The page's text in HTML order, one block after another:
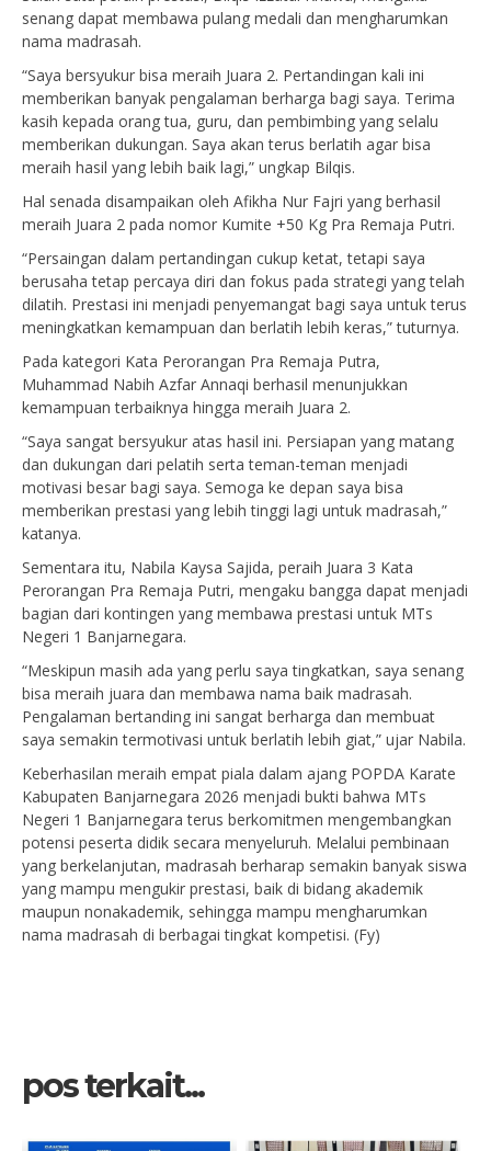
senang dapat membawa pulang medali dan mengharumkan
nama madrasah.
“Saya bersyukur bisa meraih Juara 2. Pertandingan kali ini
memberikan banyak pengalaman berharga bagi saya. Terima
kasih kepada orang tua, guru, dan pembimbing yang selalu
memberikan dukungan. Saya akan terus berlatih agar bisa
meraih hasil yang lebih baik lagi,” ungkap Bilqis.
Hal senada disampaikan oleh Afikha Nur Fajri yang berhasil
meraih Juara 2 pada nomor Kumite +50 Kg Pra Remaja Putri.
“Persaingan dalam pertandingan cukup ketat, tetapi saya
berusaha tetap percaya diri dan fokus pada strategi yang telah
dilatih. Prestasi ini menjadi penyemangat bagi saya untuk terus
meningkatkan kemampuan dan berlatih lebih keras,” tuturnya.
Pada kategori Kata Perorangan Pra Remaja Putra,
Muhammad Nabih Azfar Annaqi berhasil menunjukkan
kemampuan terbaiknya hingga meraih Juara 2.
“Saya sangat bersyukur atas hasil ini. Persiapan yang matang
dan dukungan dari pelatih serta teman-teman menjadi
motivasi besar bagi saya. Semoga ke depan saya bisa
memberikan prestasi yang lebih tinggi lagi untuk madrasah,”
katanya.
Sementara itu, Nabila Kaysa Sajida, peraih Juara 3 Kata
Perorangan Pra Remaja Putri, mengaku bangga dapat menjadi
bagian dari kontingen yang membawa prestasi untuk MTs
Negeri 1 Banjarnegara.
“Meskipun masih ada yang perlu saya tingkatkan, saya senang
bisa meraih juara dan membawa nama baik madrasah.
Pengalaman bertanding ini sangat berharga dan membuat
saya semakin termotivasi untuk berlatih lebih giat,” ujar Nabila.
Keberhasilan meraih empat piala dalam ajang POPDA Karate
Kabupaten Banjarnegara 2026 menjadi bukti bahwa MTs
Negeri 1 Banjarnegara terus berkomitmen mengembangkan
potensi peserta didik secara menyeluruh. Melalui pembinaan
yang berkelanjutan, madrasah berharap semakin banyak siswa
yang mampu mengukir prestasi, baik di bidang akademik
maupun nonakademik, sehingga mampu mengharumkan
nama madrasah di berbagai tingkat kompetisi. (Fy)
pos terkait...